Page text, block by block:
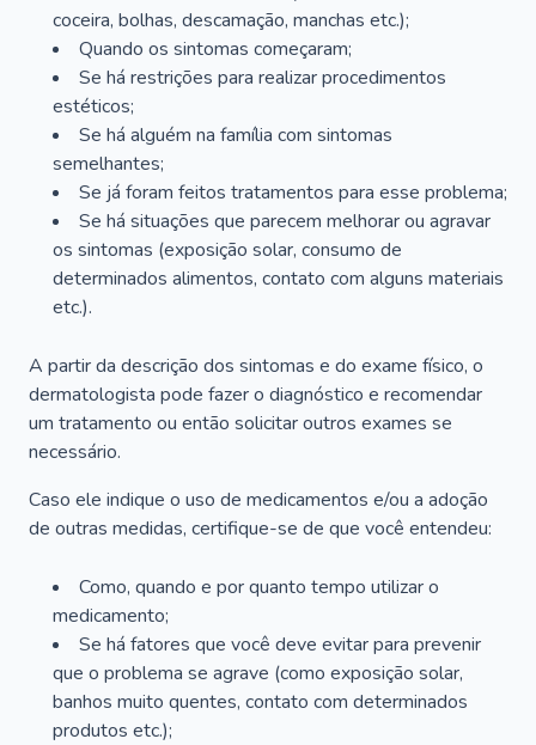
coceira, bolhas, descamação, manchas etc.);
Quando os sintomas começaram;
Se há restrições para realizar procedimentos
estéticos;
Se há alguém na família com sintomas
semelhantes;
Se já foram feitos tratamentos para esse problema;
Se há situações que parecem melhorar ou agravar
os sintomas (exposição solar, consumo de
determinados alimentos, contato com alguns materiais
etc.).
A partir da descrição dos sintomas e do exame físico, o
dermatologista pode fazer o diagnóstico e recomendar
um tratamento ou então solicitar outros exames se
necessário.
Caso ele indique o uso de medicamentos e/ou a adoção
de outras medidas, certifique-se de que você entendeu:
Como, quando e por quanto tempo utilizar o
medicamento;
Se há fatores que você deve evitar para prevenir
que o problema se agrave (como exposição solar,
banhos muito quentes, contato com determinados
produtos etc.);